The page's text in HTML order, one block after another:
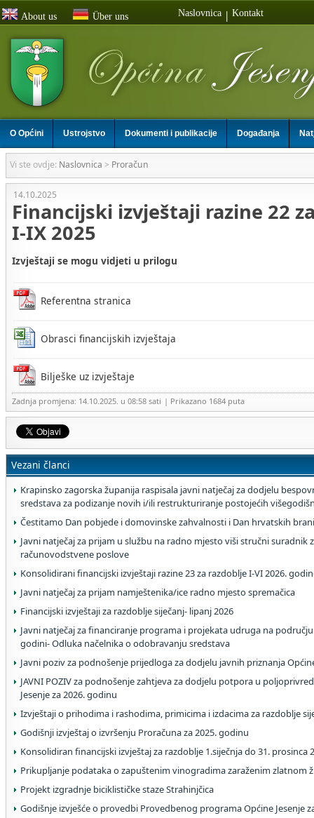
About us Über uns Naslovnica | Kontakt
O Općini Ustrojstvo Dokumenti i publikacije Događanja
Vi ste ovdje: Naslovnica > Proračun
14.10.2025
Financijski izvještaji razine 22
I-IX 2025
Izvještaji se mogu vidjeti u prilogu
Referentna stranica
Obrasci financijskih izvještaja
Bilješke uz izvještaje
Zadnja promjena: 14.10.2025. u 08:58 sati | Prikazano 1684 puta
Vezani članci
Krapinsko zagorska županija raspisala javni natječaj za dodjelu
sredstava za podizanje novih i/ili restrukturiranje postojećih
Čestitamo Dan pobjede i domovinske zahvalnosti i Dan hrvatskih
Javni natječaj za prijam u službu na radno mjesto viši stručni suradnik
računovodstvene poslove
Konsolidirani financijski izvještaji razine 23 za razdoblje I-VI 2026.
Javni natječaj za prijam namještenika/ice radno mjesto spremačica
Financijski izvještaji za razdoblje siječanj- lipanj 2026
Javni natječaj za financiranje programa i projekata udruga na području
godini- Odluka načelnika o odobravanju sredstava
Javni poziv za podnošenje prijedloga za dodjelu javnih priznanja
JAVNI POZIV za podnošenje zahtjeva za dodjelu potpora u
Jesenje za 2026. godinu
Izvještaji o prihodima i rashodima, primicima i izdacima za razdoblje
Godišnji izvještaj o izvršenju Proračuna za 2025. godinu
Konsolidiran financijski izvještaj za razdoblje 1.siječnja do 31. prosinca
Prikupljanje podataka o zapuštenim vinogradima zaraženim zlatnom
Projekt izgradnje biciklističke staze Strahinjčica
Godišnje izvješće o provedbi Provedbenog programa Općine Jesenje